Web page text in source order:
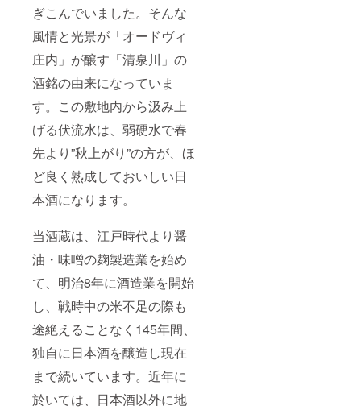
ぎこんでいました。そんな
風情と光景が「オードヴィ
庄内」が醸す「清泉川」の
酒銘の由来になっていま
す。この敷地内から汲み上
げる伏流水は、弱硬水で春
先より”秋上がり”の方が、ほ
ど良く熟成しておいしい日
本酒になります。
当酒蔵は、江戸時代より醤
油・味噌の麹製造業を始め
て、明治8年に酒造業を開始
し、戦時中の米不足の際も
途絶えることなく145年間、
独自に日本酒を醸造し現在
まで続いています。近年に
於いては、日本酒以外に地